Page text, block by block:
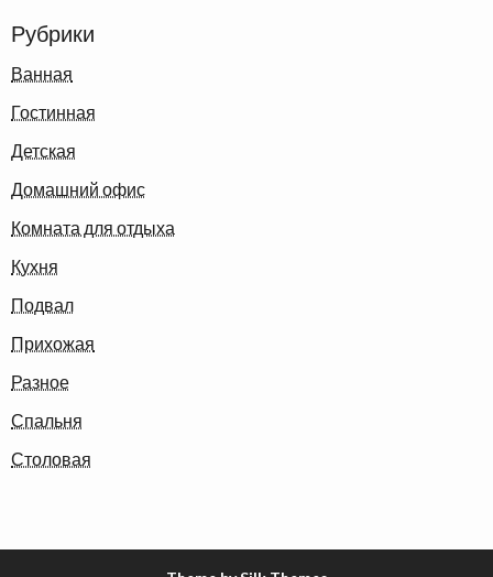
Рубрики
Ванная
Гостинная
Детская
Домашний офис
Комната для отдыха
Кухня
Подвал
Прихожая
Разное
Спальня
Столовая